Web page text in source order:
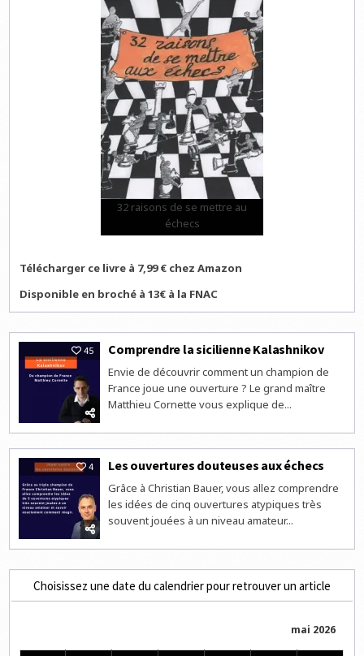
32 raisons de se mettre au
échecs
Télécharger ce livre à 7,99 € chez Amazon
Disponible en broché à 13€ à la FNAC
45 Comprendre la sicilienne Kalashnikov
Envie de découvrir comment un champion de
France joue une ouverture ? Le grand maître
Matthieu Cornette vous explique de...
4 Les ouvertures douteuses aux échecs
Grâce à Christian Bauer, vous allez comprendre
les idées de cinq ouvertures atypiques très
souvent jouées à un niveau amateur...
Choisissez une date du calendrier pour retrouver un article
mai 2026